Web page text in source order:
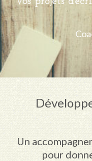
Un
pour